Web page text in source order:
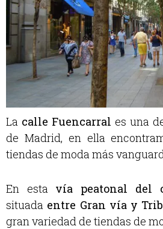
La calle Fuencarral es una
de Madrid, en ella
tiendas de moda más
En esta vía peatonal del
situada entre Gran vía y
gran variedad de tiendas de